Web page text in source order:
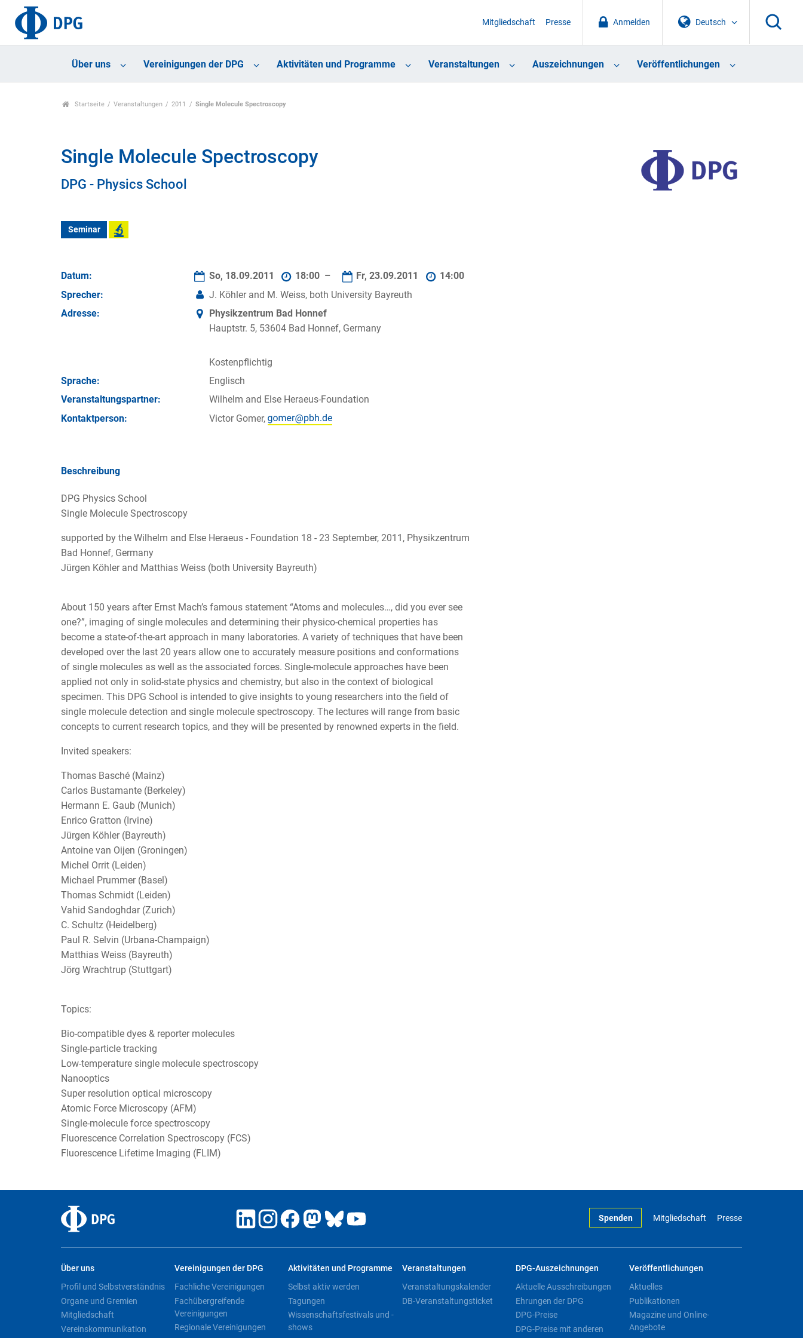
Deutsch
Anmelden
Mitgliedschaft Presse
Über uns Vereinigungen der DPG Aktivitäten und Programme Veranstaltungen Auszeichnungen Veröffentlichungen
Startseite Veranstaltungen 2011 Single Molecule Spectroscopy
Single Molecule Spectroscopy
DPG - Physics School
Seminar
Datum: So, 18.09.2011 18:00 – Fr, 23.09.2011
14:00
Sprecher:
J. Köhler and M. Weiss, both University Bayreuth
Adresse:
Physikzentrum Bad Honnef
Hauptstr. 5, 53604 Bad Honnef, Germany
Kostenpflichtig
Sprache:
Englisch
Veran­staltungs­partner:
Wilhelm and Else Heraeus-Foundation
Kontakt­person:
Victor Gomer,
Beschreibung
DPG Physics School
Single Molecule Spectroscopy
supported by the Wilhelm and Else Heraeus - Foundation 18 - 23 September, 2011, Physikzentrum
Bad Honnef, Germany
Jürgen Köhler and Matthias Weiss (both University Bayreuth)
About 150 years after Ernst Mach’s famous statement “Atoms and molecules…, did you ever see
one?”, imaging of single molecules and determining their physico-chemical properties has
become a state-of-the-art approach in many laboratories. A variety of techniques that have been
developed over the last 20 years allow one to accurately measure positions and conformations
of single molecules as well as the associated forces. Single-molecule approaches have been
applied not only in solid-state physics and chemistry, but also in the context of biological
specimen. This DPG School is intended to give insights to young researchers into the field of
single molecule detection and single molecule spectroscopy. The lectures will range from basic
concepts to current research topics, and they will be presented by renowned experts in the field.
Invited speakers:
Thomas Basché (Mainz)
Carlos Bustamante (Berkeley)
Hermann E. Gaub (Munich)
Enrico Gratton (Irvine)
Jürgen Köhler (Bayreuth)
Antoine van Oijen (Groningen)
Michel Orrit (Leiden)
Michael Prummer (Basel)
Thomas Schmidt (Leiden)
Vahid Sandoghdar (Zurich)
C. Schultz (Heidelberg)
Paul R. Selvin (Urbana-Champaign)
Matthias Weiss (Bayreuth)
Jörg Wrachtrup (Stuttgart)
Topics:
Bio-compatible dyes & reporter molecules
Single-particle tracking
Low-temperature single molecule spectroscopy
Nanooptics
Super resolution optical microscopy
Atomic Force Microscopy (AFM)
Single-molecule force spectroscopy
Fluorescence Correlation Spectroscopy (FCS)
Fluorescence Lifetime Imaging (FLIM)
Spenden Mitgliedschaft Presse
Über uns
Profil und Selbstverständnis
Organe und Gremien
Mitgliedschaft
Vereinskommunikation
Vereinigungen der DPG
Fachliche Vereinigungen
Fachübergreifende
Vereinigungen
Regionale Vereinigungen
Aktivitäten und Programme
Selbst aktiv werden
Tagungen
Wissenschaftsfestivals und -
shows
Veranstaltungen
Veranstaltungskalender
DB-Veranstaltungsticket
DPG-Auszeichnungen
Aktuelle Ausschreibungen
Ehrungen der DPG
DPG-Preise
DPG-Preise mit anderen
Veröffentlichungen
Aktuelles
Publikationen
Magazine und Online-
Angebote